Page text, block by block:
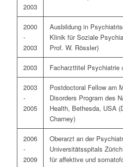
2003
2000
-
2003
Ausbildung in
Klinik für Soziale
Prof. W. Rössler)
2003 Facharzttitel Psychiatrie
2003
-
2005
Postdoctoral Fellow am
Disorders Program des
Health, Bethesda, USA
Charney)
2006
-
2009
Oberarzt an der
Universitätsspitals
für affektive und